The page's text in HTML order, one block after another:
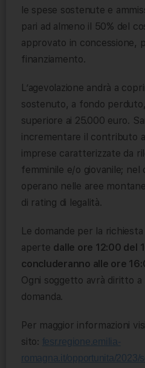
le spese sostenute e
pari ad almeno il 50% del
approvato in concessione,
finanziamento.
L’agevolazione andrà a
sostenuto, a fondo
superiore ai 25.000 euro.
incrementare il contributo
imprese caratterizzate da
femminile e/o giovanile; nel
operano nelle aree
di rating di legalità.
Le domande per la
aperte dalle ore 12:00 del
concluderanno alle ore
Ogni soggetto avrà diritto
domanda.
Per maggior informazioni
sito: fesr.regione.emilia-
romagna.it/opportunita/2023/